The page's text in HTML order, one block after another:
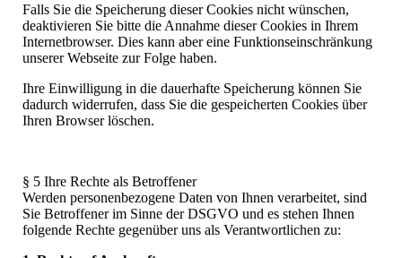
Falls Sie die Speicherung dieser Cookies nicht wünschen,
deaktivieren Sie bitte die Annahme dieser Cookies in Ihrem
Internetbrowser. Dies kann aber eine Funktionseinschränkung
unserer Webseite zur Folge haben.
Ihre Einwilligung in die dauerhafte Speicherung können Sie
dadurch widerrufen, dass Sie die gespeicherten Cookies über
Ihren Browser löschen.
§ 5 Ihre Rechte als Betroffener
Werden personenbezogene Daten von Ihnen verarbeitet, sind
Sie Betroffener im Sinne der DSGVO und es stehen Ihnen
folgende Rechte gegenüber uns als Verantwortlichen zu: